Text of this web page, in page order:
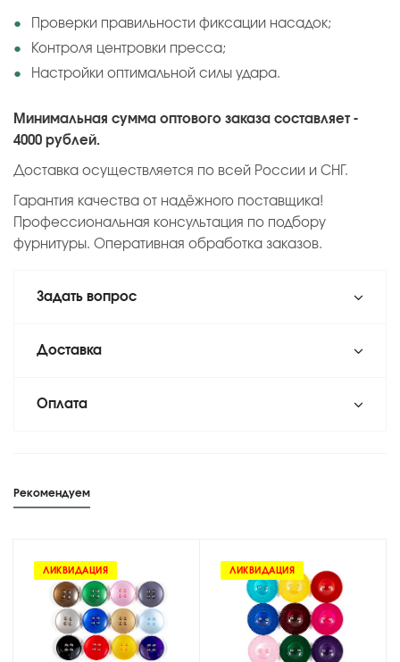
Проверки правильности фиксации насадок;
Контроля центровки пресса;
Настройки оптимальной силы удара.
Минимальная сумма оптового заказа составляет -
4000 рублей.
Доставка осуществляется по всей России и СНГ.
Гарантия качества от надёжного поставщика!
Профессиональная консультация по подбору
фурнитуры. Оперативная обработка заказов.
Задать вопрос
Доставка
Оплата
Рекомендуем
ЛИКВИДАЦИЯ ЛИКВИДАЦИЯ